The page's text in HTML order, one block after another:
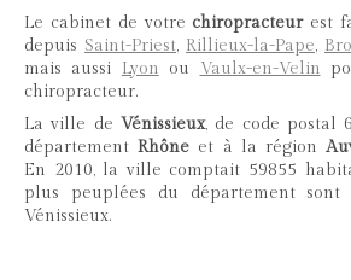
Le cabinet de votre chiropracteurest
depuis Saint-Priest, Rillieux-la-Pape,
mais aussi Lyon ou Vaulx-en-Velin
chiropracteur.
La ville de Vénissieux, de code postal
départementRhône et à la région
En 2010, la ville comptait 59855
plus peuplées du département sont
Vénissieux.